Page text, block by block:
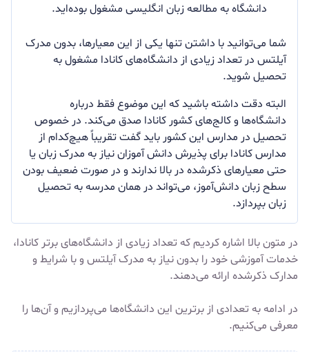
دانشگاه به مطالعه زبان انگلیسی مشغول بوده‌اید.
شما می‌توانید با داشتن تنها یکی از این معیارها، بدون مدرک
آیلتس در تعداد زیادی از دانشگاه‌های کانادا مشغول به
تحصیل شوید.
البته دقت داشته باشید که این موضوع فقط درباره
دانشگاه‌ها و کالج‌های کشور کانادا صدق می‌کند. در خصوص
تحصیل در مدارس این کشور باید گفت تقریباً هیچ‌کدام از
مدارس کانادا برای پذیرش دانش آموزان نیاز به مدرک زبان یا
حتی معیارهای ذکرشده در بالا ندارند و در صورت ضعیف بودن
سطح زبان دانش‌آموز، می‌تواند در همان مدرسه به تحصیل
زبان بپردازد.
در متون بالا اشاره کردیم که تعداد زیادی از دانشگاه‌های برتر کانادا،
خدمات آموزشی خود را بدون نیاز به مدرک آیلتس و با شرایط و
مدارک ذکرشده ارائه می‌دهند.
در ادامه به تعدادی از برترین این دانشگاه‌ها می‌پردازیم و آن‌ها را
معرفی می‌کنیم.